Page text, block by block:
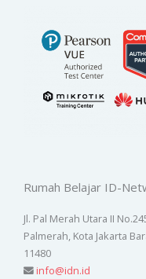
Rumah Belajar ID-
Jl. Pal Merah Utara II
Palmerah, Kota Jakarta
11480
info@idn.id